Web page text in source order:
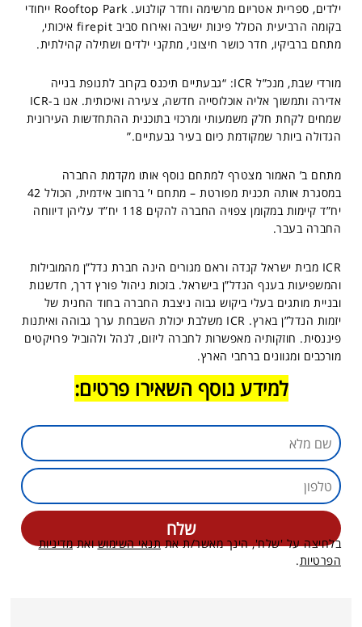
ילדים, ספריית אטריום מרשימה וחדר קולנוע. Rooftop Park ייחודי
בקומה הרביעית הכולל פינות ישיבה ואירוח סביב firepit איכותי,
מתחם ברביקיו, חדר כושר חיצוני, מתקני ילדים ושתילה קהילתית.
מורדי שבת, מנכ”ל ICR: “גבעתיים תיכנס בקרוב לתנופת בנייה
אדירה ותמשוך אליה אוכלוסייה חדשה, צעירה ואיכותית. אנו ב-ICR
שמחים לקחת חלק משמעותי ומרכזי בתוכנית ההתחדשות העירונית
הגדולה ביותר שמקודמת כיום בעיר גבעתיים.”
מתחם ב’ האמור מצטרף למתחם נוסף אותו מקדמת החברה
במסגרת אותה תכנית מפורטת – מתחם י’ ברחוב אידמית, הכולל 42
יח”ד קיימות במקומן צפויה החברה להקים 118 יח”ד עליהן דיווחה
החברה בעבר.
‏ICR מבית ישראל קנדה וראם מגורים הינה חברת נדל”ן מהמובילות
והמשפיעות בענף הנדל”ן בישראל. בזכות ניהול פורץ דרך, חדשנות
ובניית מותגים בעלי ביקוש גבוה ניצבת החברה בחוד החנית של
יזמות הנדל”ן בארץ. ICR משלבת יכולת השבחת ערך גבוהה ואיתנות
פיננסית. חוזקותיה מאפשרות לחברה ליזום, לנהל ולהוביל פרויקטים
מורכבים ומגוונים ברחבי הארץ.
למידע נוסף השאירו פרטים:
בלחיצה על 'שלח', הינך מאשר/ת אתתנאי השימושואתמדיניות
הפרטיות.